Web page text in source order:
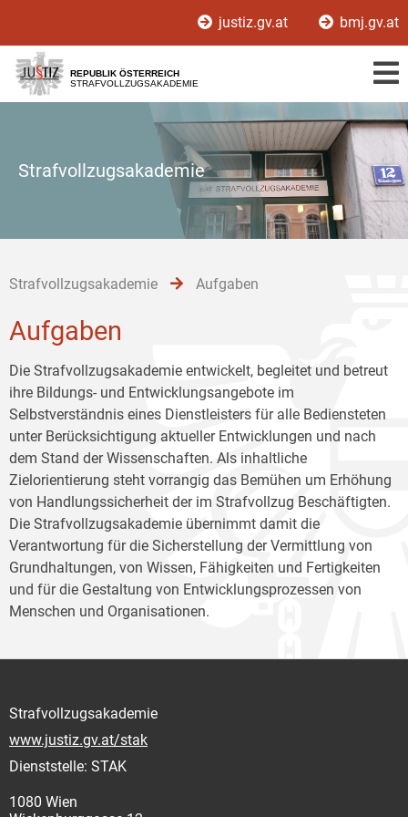
[1]
[2]
[3]
justiz.gv.at bmj.gv.at
REPUBLIK ÖSTERREICH
STRAFVOLLZUGSAKADEMIE
Strafvollzugsakademie
Strafvollzugsakademie Aufgaben
Aufgaben
Die Strafvollzugsakademie entwickelt, begleitet und betreut
ihre Bildungs- und Entwicklungsangebote im
Selbstverständnis eines Dienstleisters für alle Bediensteten
unter Berücksichtigung aktueller Entwicklungen und nach
dem Stand der Wissenschaften. Als inhaltliche
Zielorientierung steht vorrangig das Bemühen um Erhöhung
von Handlungssicherheit der im Strafvollzug Beschäftigten.
Die Strafvollzugsakademie übernimmt damit die
Verantwortung für die Sicherstellung der Vermittlung von
Grundhaltungen, von Wissen, Fähigkeiten und Fertigkeiten
und für die Gestaltung von Entwicklungsprozessen von
Menschen und Organisationen.
Strafvollzugsakademie
www.justiz.gv.at/stak
Dienststelle: STAK
1080 Wien